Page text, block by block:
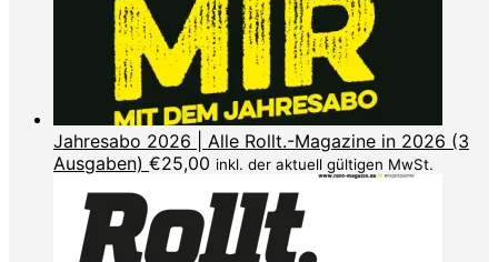
Jahresabo 2026 | Alle Rollt.-Magazine in 2026 (3
Ausgaben) €25,00 inkl. der aktuell gültigen MwSt.